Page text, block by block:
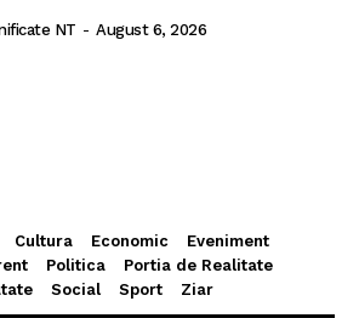
NT - August 6, 2026
Cultura Economic
Eveniment
Politica
Portia de Realitate
Social Sport Ziar